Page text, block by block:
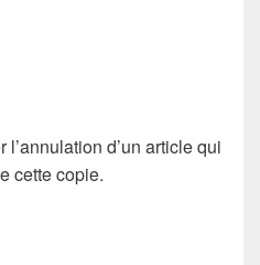
d’un article qui
cette copie.